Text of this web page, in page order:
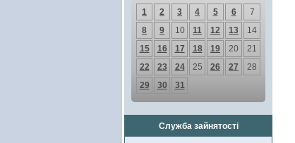
1
2 3 4 5 6
7
8
9 10 11 12 13
14
15
16 17 18 19 20
21
22
23 24 25 26 27
28
29
30 31
Служба зайнятості